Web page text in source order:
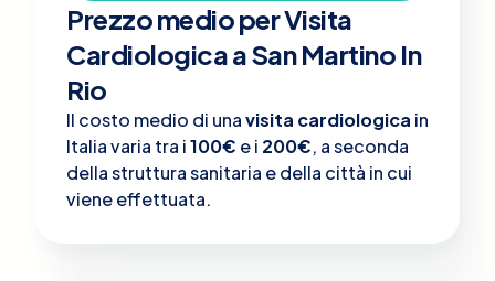
Prezzo medio per Visita
Cardiologica a San Martino In
Rio
Il costo medio di unavisita cardiologica in
Italia varia tra i100€ e i 200€, a seconda
della struttura sanitaria e della città in cui
viene effettuata.